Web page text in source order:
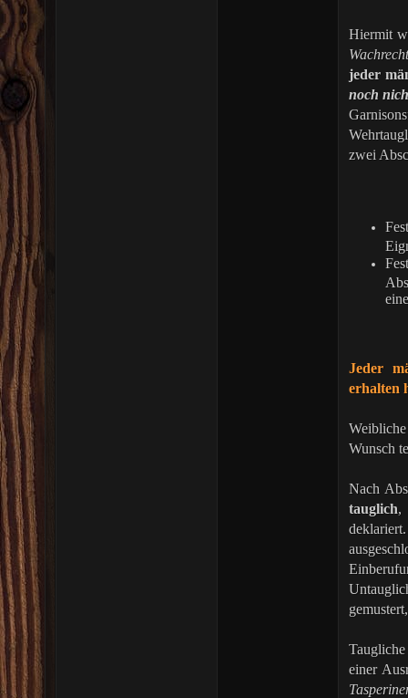
Hiermit
jeder
noch
zwei
Jeder
erhalten
Wunsch
Nach
tauglich
einer